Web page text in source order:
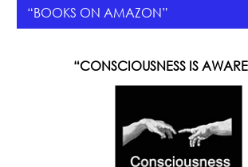
“BOOKS ON AMAZON”
“CONSCIOUSNESS IS